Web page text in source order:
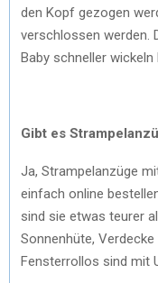
den Kopf gezogen
verschlossen werden.
Baby schneller wickeln
Gibt es
Ja, Strampelanzüge
einfach online
sind sie etwas teurer
Sonnenhüte,
Fensterrollos sind mit